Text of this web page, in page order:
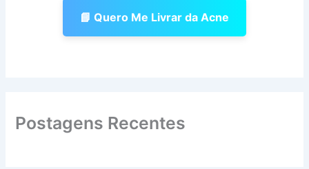
📘 Quero Me Livrar da Acne
Postagens Recentes